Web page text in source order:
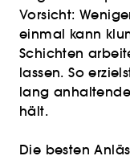
Vorsicht:
einmal kann
Schichten
lassen. So
lang
hält.
Die besten